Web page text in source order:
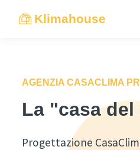
Klimahouse
AGENZIA CASACLIMA
La "casa
Progettazione